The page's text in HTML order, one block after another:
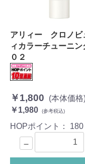
アリィー クロノビ
ィカラーチューニン
０２
￥1,800
(本体価格
￥1,980
(参考税込)
HOPポイント： 180
－